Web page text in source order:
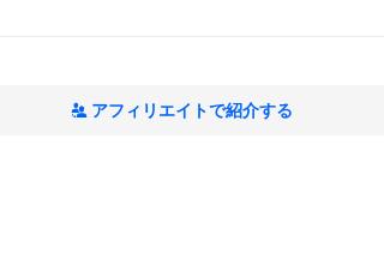
アフィリエイトで紹介する